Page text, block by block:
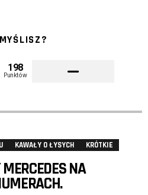
198
Punktów
KAWAŁY O ŁYSYCH KRÓTKIE
NA